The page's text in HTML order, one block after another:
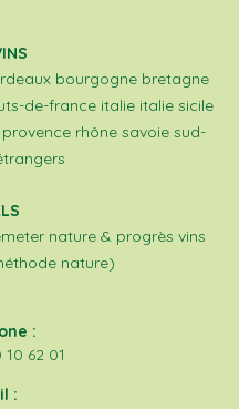
bourgogne bretagne
de-france italie italie sicile
provence rhône savoie sud-
nature & progrès vins
nature)
:
62 01
: